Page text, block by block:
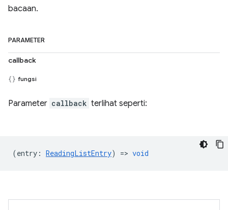
bacaan.
PARAMETER
callback
fungsi
Parameter callback terlihat seperti:
(entry : ReadingListEntry) => void